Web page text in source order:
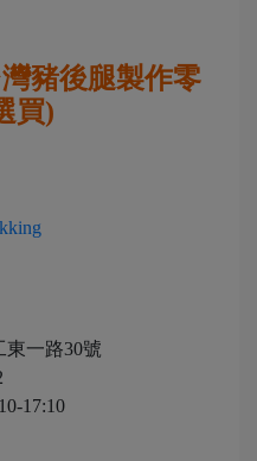
豬後腿製作零
買)
東一路30號
17:10